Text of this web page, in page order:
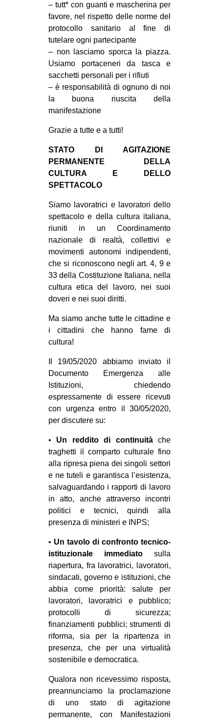
MIGRAZIONI
PRECARIATO
REPRESSIONE
STUDENTI
CULTURE
ARTE
CINEMA
RECENSIONI
INTERNAZIONALE
ESTREMO ORIENTE
EUROPA
MEDIO ORIENTE
MONDO
EVENTI
in
tw
ms
– tutt* con guanti e mascherina per
favore, nel rispetto delle norme del
protocollo sanitario al fine di
tutelare ogni partecipante
– non lasciamo sporca la piazza.
Usiamo portaceneri da tasca e
sacchetti personali per i rifiuti
– è responsabilità di ognuno di noi
la buona riuscita della
manifestazione
Grazie a tutte e a tutti!
STATO DI AGITAZIONE
PERMANENTE DELLA
CULTURA E DELLO
SPETTACOLO
Siamo lavoratrici e lavoratori dello
spettacolo e della cultura italiana,
riuniti in un Coordinamento
nazionale di realtà, collettivi e
movimenti autonomi indipendenti,
che si riconoscono negli art. 4, 9 e
33 della Costituzione Italiana, nella
cultura etica del lavoro, nei suoi
doveri e nei suoi diritti.
Ma siamo anche tutte le cittadine e
i cittadini che hanno fame di
cultura!
Il 19/05/2020 abbiamo inviato il
Documento Emergenza alle
Istituzioni, chiedendo
espressamente di essere ricevuti
con urgenza entro il 30/05/2020,
per discutere su:
• Un reddito di continuitàche
traghetti il comparto culturale fino
alla ripresa piena dei singoli settori
e ne tuteli e garantisca l’esistenza,
salvaguardando i rapporti di lavoro
in atto, anche attraverso incontri
politici e tecnici, quindi alla
presenza di ministeri e INPS;
• Un tavolo di confronto tecnico-
istituzionale immediato sulla
riapertura, fra lavoratrici, lavoratori,
sindacati, governo e istituzioni, che
abbia come priorità: salute per
lavoratori, lavoratrici e pubblico;
protocolli di sicurezza;
finanziamenti pubblici; strumenti di
riforma, sia per la ripartenza in
presenza, che per una virtualità
sostenibile e democratica.
Qualora non ricevessimo risposta,
preannunciamo la proclamazione
di uno stato di agitazione
permanente, con Manifestazioni